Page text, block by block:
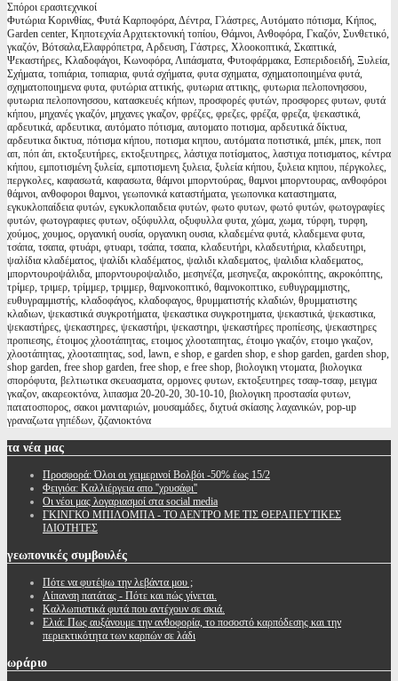
Σπόροι ερασιτεχνικοί
Φυτώρια Κορινθίας, Φυτά Καρποφόρα, Δέντρα, Γλάστρες, Αυτόματο πότισμα, Κήπος,
Garden center, Κηποτεχνία Αρχιτεκτονική τοπίου, Θάμνοι, Ανθοφόρα, Γκαζόν, Συνθετικό,
γκαζόν, Βότσαλα,Ελαφρόπετρα, Αρδευση, Γάστρες, Χλοοκοπτικά, Σκαπτικά,
Ψεκαστήρες, Κλαδοφάγοι, Κωνοφόρα, Λιπάσματα, Φυτοφάρμακα, Εσπεριδοειδή, Ξυλεία,
Σχήματα, τοπιάρια, τοπιαρια, φυτά σχήματα, φυτα σχηματα, σχηματοποιημένα φυτά,
σχηματοποιημενα φυτα, φυτώρια αττικής, φυτωρια αττικης, φυτωρια πελοπονησσου,
φυτωρια πελοπονησσου, κατασκευές κήπων, προσφορές φυτών, προσφορες φυτων, φυτά
κήπου, μηχανές γκαζόν, μηχανες γκαζον, φρέζες, φρεζες, φρέζα, φρεζα, ψεκαστικά,
αρδευτικά, αρδευτικα, αυτόματο πότισμα, αυτοματο ποτισμα, αρδευτικά δίκτυα,
αρδευτικα δικτυα, πότισμα κήπου, ποτισμα κηπου, αυτόματα ποτιστικά, μπέκ, μπεκ, ποπ
απ, πόπ άπ, εκτοξευτήρες, εκτοξευτηρες, λάστιχα ποτίσματος, λαστιχα ποτισματος, κέντρα
κήπου, εμποτισμένη ξυλεία, εμποτισμενη ξυλεια, ξυλεία κήπου, ξυλεια κηπου, πέργκολες,
περγκολες, καφασωτά, καφασωτα, θάμνοι μπορντούρας, θαμνοι μπορντουρας, ανθοφόροι
θάμνοι, ανθοφοροι θαμνοι, γεωπονικά καταστήματα, γεωπονικα καταστηματα,
εγκυκλοπαίδεια φυτών, εγκυκλοπαιδεια φυτών, φωτο φυτων, φωτό φυτών, φωτογραφίες
φυτών, φωτογραφιες φυτων, οξύφυλλα, οξυφυλλα φυτα, χώμα, χωμα, τύρφη, τυρφη,
χούμος, χουμος, οργανική ουσία, οργανικη ουσια, κλαδεμένα φυτά, κλαδεμενα φυτα,
τσάπα, τσαπα, φτυάρι, φτυαρι, τσάπα, τσαπα, κλαδευτήρι, κλαδευτήρια, κλαδευτηρι,
ψαλίδια κλαδέματος, ψαλίδι κλαδέματος, ψαλιδι κλαδεματος, ψαλιδια κλαδεματος,
μπορντουροψάλιδα, μπορντουροψαλιδο, μεσηνέζα, μεσηνεζα, ακροκόπτης, ακροκόπτης,
τρίμερ, τριμερ, τρίμμερ, τριμμερ, θαμνοκοπτικό, θαμνοκοπτικο, ευθυγραμμιστης,
ευθυγραμμιστής, κλαδοφάγος, κλαδοφαγος, θρυμματιστής κλαδιών, θρυμματιστης
κλαδιων, ψεκαστικά συγκροτήματα, ψεκαστικα συγκροτηματα, ψεκαστικά, ψεκαστικα,
ψεκαστήρες, ψεκαστηρες, ψεκαστήρι, ψεκαστηρι, ψεκαστήρες προπίεσης, ψεκαστηρες
προπιεσης, έτοιμος χλοοτάπητας, ετοιμος χλοοταπητας, έτοιμο γκαζόν, ετοιμο γκαζον,
χλοοτάπητας, χλοοταπητας, sod, lawn, e shop, e garden shop, e shop garden, garden shop,
shop garden, free shop garden, free shop, e free shop, βιολογικη ντοματα, βιολογικα
σπορόφυτα, βελτιωτικα σκευασματα, ορμονες φυτων, εκτοξευτηρες τσαφ-τσαφ, μειγμα
γκαζον, ακαρεοκτόνα, λιπασμα 20-20-20, 30-10-10, βιολογικη προστασία φυτων,
πατατοσπορος, σακοι μανιταριών, μουσαμάδες, διχτυά σκίασης λαχανικών, pop-up
γραναζωτα γηπέδων, ζιζανιοκτόνα
τα νέα μας
Προσφορά: Όλοι οι χειμερινοί Βολβόι -50% έως 15/2
Φειγιόα: Καλλιέργεια απο ''χρυσάφι''
Oι νέοι μας λογαριασμοί στα social media
ΓΚΙΝΓΚΟ ΜΠΙΛΟΜΠΑ - ΤΟ ΔΕΝΤΡΟ ΜΕ ΤΙΣ ΘΕΡΑΠΕΥΤΙΚΕΣ
ΙΔΙΟΤΗΤΕΣ
γεωπονικές συμβουλές
Πότε να φυτέψω την λεβάντα μου ;
Λίπανση πατάτας - Πότε και πώς γίνεται.
Καλλωπιστικά φυτά που αντέχουν σε σκιά.
Ελιά: Πως αυξάνουμε την ανθοφορία, το ποσοστό καρπόδεσης και την
περιεκτικότητα των καρπών σε λάδι
ωράριο